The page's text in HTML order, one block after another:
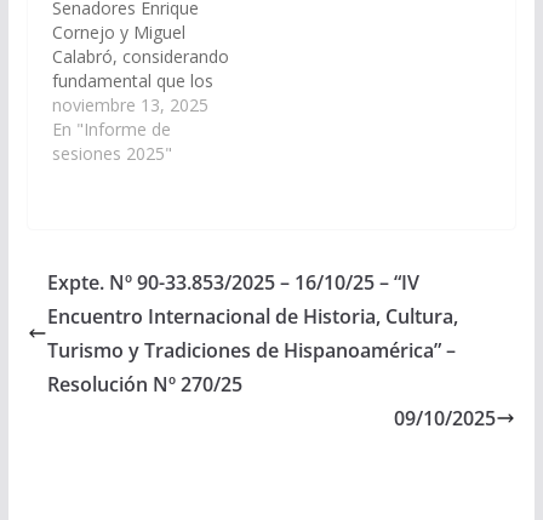
Senadores Enrique
Cornejo y Miguel
Calabró, considerando
fundamental que los
Legisladores
Nacionales por Salta
gestionen por ante el
desempleo establecida
en el Titulo IV de la Ley
Nacional N° 24.013, la
los efectos de
extender el plazo…
noviembre 13, 2025
En "Informe de
sesiones 2025"
Expte. Nº 90-33.853/2025 – 16/10/25 – “IV
Encuentro Internacional de Historia, Cultura,
Turismo y Tradiciones de Hispanoamérica” –
Resolución Nº 270/25
09/10/2025